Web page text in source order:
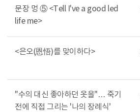
문장 멍 ⑤ <Tell I've a good led
life me>
<은오(恩悟)를 맞이하다>
"수의 대신 좋아하던 옷을"… 죽기
전에 직접 그리는 '나의 장례식'